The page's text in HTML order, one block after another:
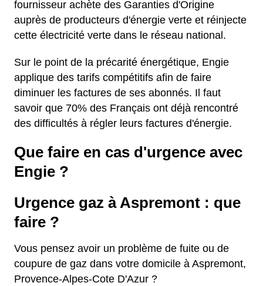
fournisseur achète des Garanties d'Origine
auprès de producteurs d'énergie verte et réinjecte
cette électricité verte dans le réseau national.
Sur le point de la précarité énergétique, Engie
applique des tarifs compétitifs afin de faire
diminuer les factures de ses abonnés. Il faut
savoir que 70% des Français ont déjà rencontré
des difficultés à régler leurs factures d'énergie.
Que faire en cas d'urgence avec
Engie ?
Urgence gaz à Aspremont : que
faire ?
Vous pensez avoir un problème de fuite ou de
coupure de gaz dans votre domicile à Aspremont,
Provence-Alpes-Cote D'Azur ?